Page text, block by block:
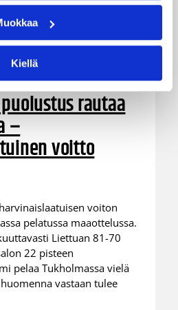
Kiellä
21:44
rautaa
–
voitto
voiton
pelatussa maaottelussa.
Liettuan 81-70
22 pisteen
pelaa Tukholmassa vielä
vastaan tulee